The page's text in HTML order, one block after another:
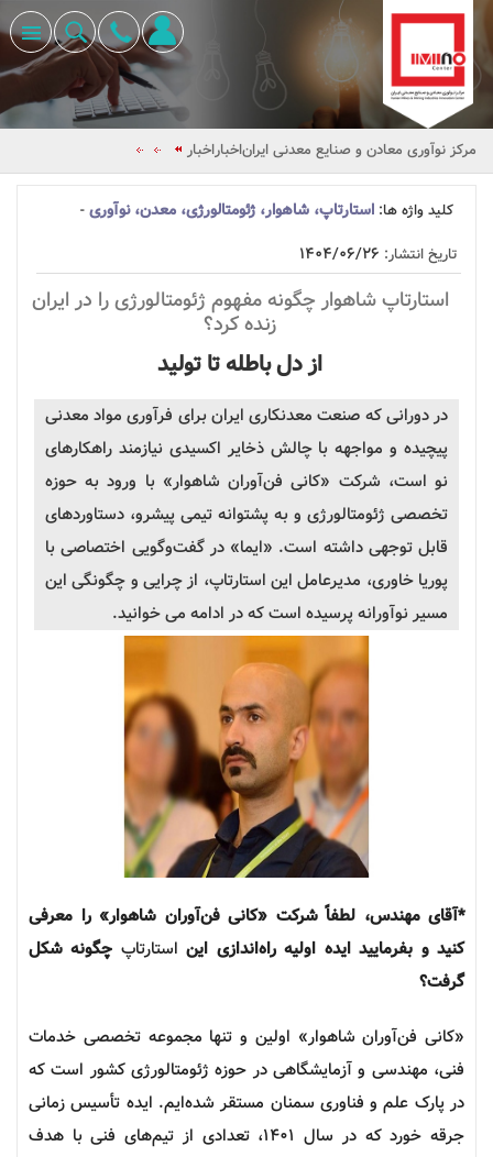
مرکز نوآوری معادن و صنایع معدنی ایراناخباراخبار
کلید واژه ها: استارتاپ، شاهوار، ژئومتالورژی، معدن، نوآوری-
تاریخ انتشار: ۱۴۰۴/۰۶/۲۶
استارتاپشاهوار چگونه مفهوم ژئومتالورژیرا در ایران
زنده کرد؟
از دل باطله تا تولید
در دورانی که صنعت معدنکاری ایران برای فرآوری مواد معدنی
پیچیده و مواجهه با چالش ذخایر اکسیدی نیازمند راهکارهای
نو است، شرکت «کانی فن‌آوران شاهوار» با ورود به حوزه
تخصصی ژئومتالورژی و به پشتوانه تیمی پیشرو، دستاوردهای
قابل توجهی داشته است. «ایما» در گفت‌وگویی اختصاصی با
پوریا خاوری، مدیرعامل این استارتاپ، از چرایی و چگونگی این
مسیر نوآورانه پرسیده است که در ادامه می خوانید.
*آقای مهندس، لطفاً شرکت «کانی فن‌آوران شاهوار» را معرفی
کنید و بفرمایید ایده اولیه راه‌اندازی این استارتاپ چگونه شکل
گرفت؟
«کانی فن‌آوران شاهوار» اولین و تنها مجموعه تخصصی خدمات
فنی، مهندسی و آزمایشگاهی در حوزه ژئومتالورژی کشور است که
در پارک علم و فناوری سمنان مستقر شده‌ایم. ایده تأسیس زمانی
جرقه خورد که در سال ۱۴۰۱، تعدادی از تیم‌های فنی با هدف